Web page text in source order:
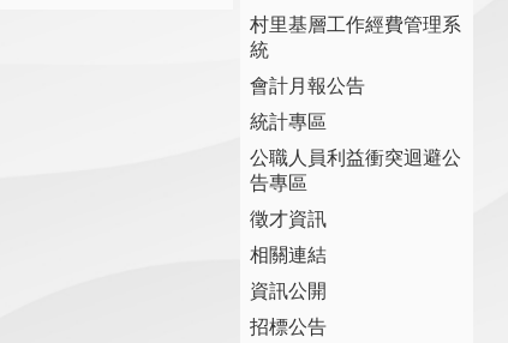
村里基層工作經費管理系
統
會計月報公告
統計專區
公職人員利益衝突迴避公
告專區
徵才資訊
相關連結
資訊公開
招標公告